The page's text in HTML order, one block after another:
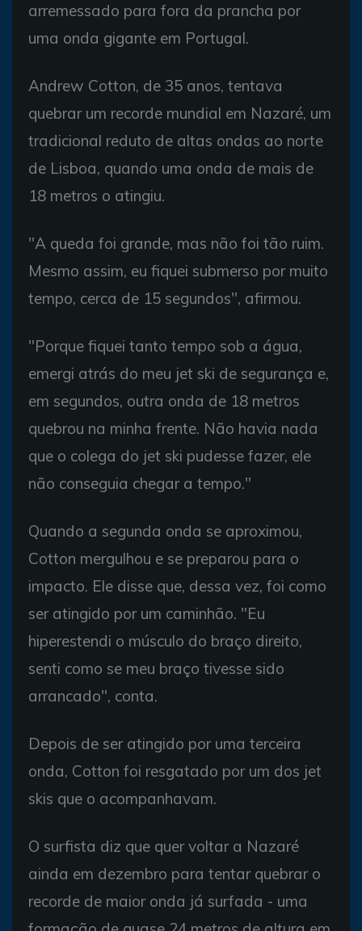
arremessado para fora da prancha por
uma onda gigante em Portugal.
Andrew Cotton, de 35 anos, tentava
quebrar um recorde mundial em Nazaré, um
tradicional reduto de altas ondas ao norte
de Lisboa, quando uma onda de mais de
18 metros o atingiu.
"A queda foi grande, mas não foi tão ruim.
Mesmo assim, eu fiquei submerso por muito
tempo, cerca de 15 segundos", afirmou.
"Porque fiquei tanto tempo sob a água,
emergi atrás do meu jet ski de segurança e,
em segundos, outra onda de 18 metros
quebrou na minha frente. Não havia nada
que o colega do jet ski pudesse fazer, ele
não conseguia chegar a tempo."
Quando a segunda onda se aproximou,
Cotton mergulhou e se preparou para o
impacto. Ele disse que, dessa vez, foi como
ser atingido por um caminhão. "Eu
hiperestendi o músculo do braço direito,
senti como se meu braço tivesse sido
arrancado", conta.
Depois de ser atingido por uma terceira
onda, Cotton foi resgatado por um dos jet
skis que o acompanhavam.
O surfista diz que quer voltar a Nazaré
ainda em dezembro para tentar quebrar o
recorde de maior onda já surfada - uma